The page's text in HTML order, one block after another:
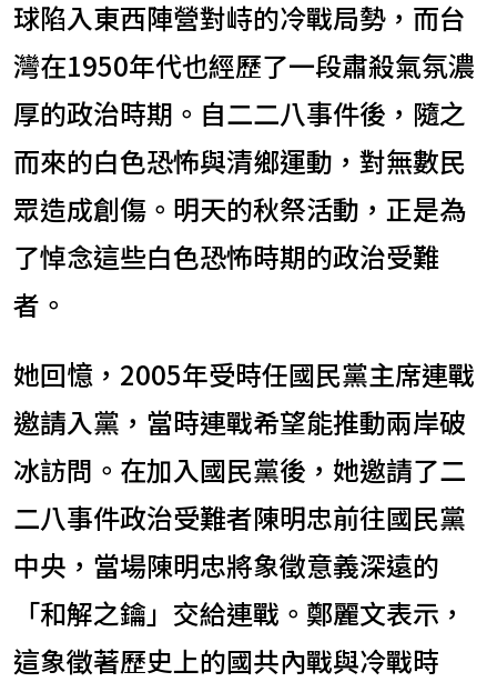
球陷入東西陣營對峙的冷戰局勢，而台
灣在1950年代也經歷了一段肅殺氣氛濃
厚的政治時期。自二二八事件後，隨之
而來的白色恐怖與清鄉運動，對無數民
眾造成創傷。明天的秋祭活動，正是為
了悼念這些白色恐怖時期的政治受難
者。
她回憶，2005年受時任國民黨主席連戰
邀請入黨，當時連戰希望能推動兩岸破
冰訪問。在加入國民黨後，她邀請了二
二八事件政治受難者陳明忠前往國民黨
中央，當場陳明忠將象徵意義深遠的
「和解之鑰」交給連戰。鄭麗文表示，
這象徵著歷史上的國共內戰與冷戰時